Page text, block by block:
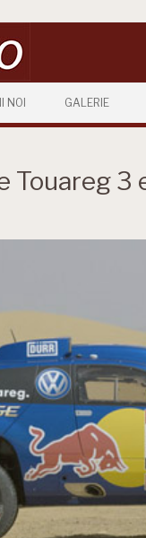
NOI GALERIE
Touareg 3